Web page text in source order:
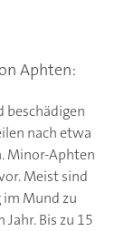
Aphten:
beschädigen
nach etwa
Minor-Aphten
Meist sind
Mund zu
Bis zu 15